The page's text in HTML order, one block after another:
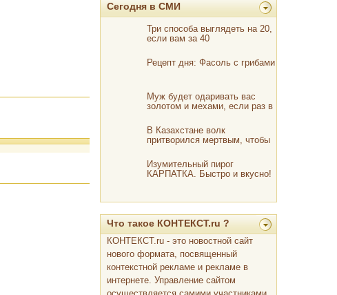
Сегодня в СМИ
Три способа выглядеть на 20,
если вам за 40
Рецепт дня: Фасоль с грибами
Муж будет одаривать вас
золотом и мехами, если раз в
чудо-суп
В Казахстане волк
притворился мертвым, чтобы
Изумительный пирог
КАРПАТКА. Быстро и вкусно!
Что такое КОНТЕКСТ.ru ?
КОНТЕКСТ.ru - это новостной сайт
нового формата, посвященный
контекстной рекламе и рекламе в
интернете. Управление сайтом